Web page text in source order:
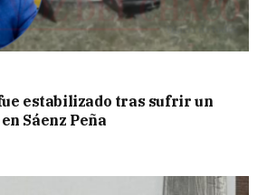
estabilizado tras sufrir un
Sáenz Peña